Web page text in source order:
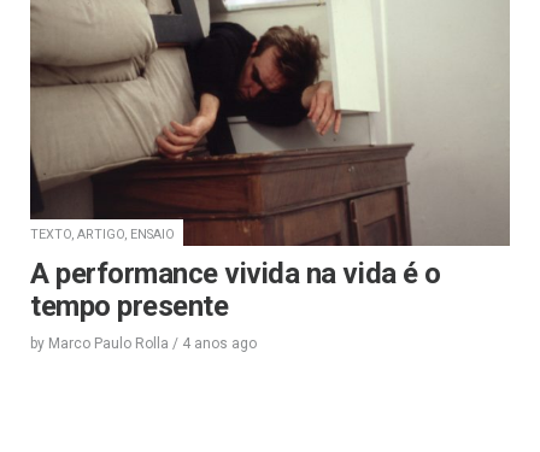
TEXTO, ARTIGO, ENSAIO
A performance vivida na vida é o
tempo presente
by Marco Paulo Rolla / 4 anos ago